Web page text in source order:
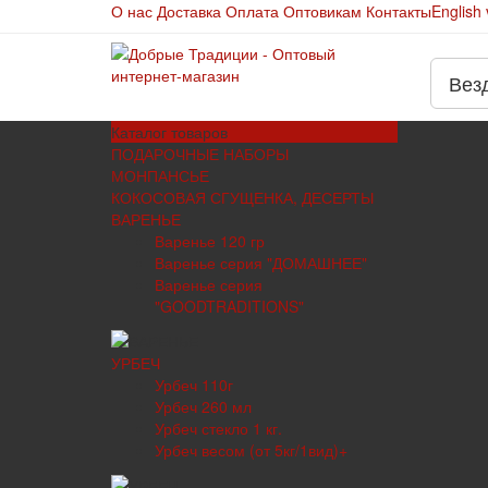
О нас Доставка Оплата Оптовикам КонтактыEnglish
Каталог товаров
ПОДАРОЧНЫЕ НАБОРЫ
МОНПАНСЬЕ
КОКОСОВАЯ СГУЩЕНКА, ДЕСЕРТЫ
ВАРЕНЬЕ
Варенье 120 гр
Варенье серия "ДОМАШНЕЕ"
Варенье серия
"GOODTRADITIONS"
УРБЕЧ
Урбеч 110г
Урбеч 260 мл
Урбеч стекло 1 кг.
Урбеч весом (от 5кг/1вид)+